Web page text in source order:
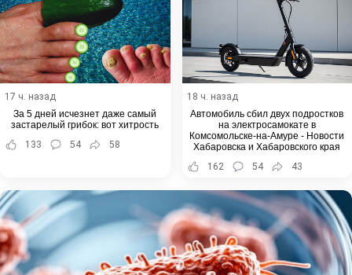
17 ч. назад
За 5 дней исчезнет даже самый
застарелый грибок: вот хитрость
133
54 58
18 ч. назад
Автомобиль сбил двух подростков
на электросамокате в
Комсомольске-на-Амуре - Новости
Хабаровска и Хабаровского края
162
54 43